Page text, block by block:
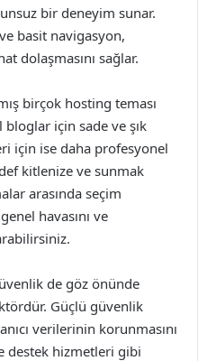
bir deneyim sunar.
basit navigasyon,
dolaşmasını sağlar.
birçok hosting teması
için sade ve şık
için ise daha profesyonel
kitlenize ve sunmak
arasında seçim
havasını ve
de göz önünde
Güçlü güvenlik
verilerinin korunmasını
destek hizmetleri gibi